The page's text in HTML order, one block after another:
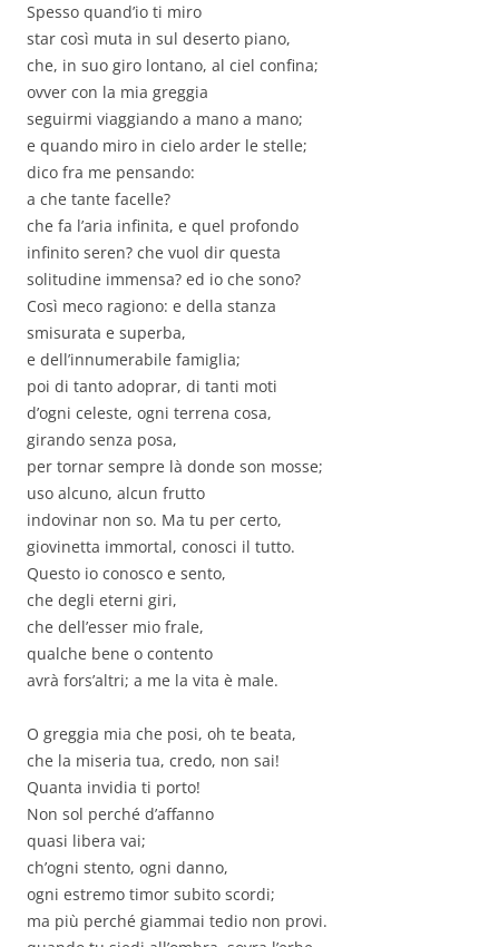
Spesso quand’io ti miro
star così muta in sul deserto piano,
che, in suo giro lontano, al ciel confina;
ovver con la mia greggia
seguirmi viaggiando a mano a mano;
e quando miro in cielo arder le stelle;
dico fra me pensando:
a che tante facelle?
che fa l’aria infinita, e quel profondo
infinito seren? che vuol dir questa
solitudine immensa? ed io che sono?
Così meco ragiono: e della stanza
smisurata e superba,
e dell’innumerabile famiglia;
poi di tanto adoprar, di tanti moti
d’ogni celeste, ogni terrena cosa,
girando senza posa,
per tornar sempre là donde son mosse;
uso alcuno, alcun frutto
indovinar non so. Ma tu per certo,
giovinetta immortal, conosci il tutto.
Questo io conosco e sento,
che degli eterni giri,
che dell’esser mio frale,
qualche bene o contento
avrà fors’altri; a me la vita è male.
O greggia mia che posi, oh te beata,
che la miseria tua, credo, non sai!
Quanta invidia ti porto!
Non sol perché d’affanno
quasi libera vai;
ch’ogni stento, ogni danno,
ogni estremo timor subito scordi;
ma più perché giammai tedio non provi.